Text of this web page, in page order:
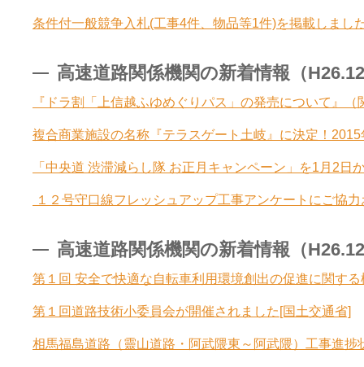
条件付一般競争入札(工事4件、物品等1件)を掲載しまし
高速道路関係機関の新着情報（
『ドラ割「上信越ふゆめぐりパス」の発売について』
複合商業施設の名称『テラスゲート土岐』に決定！
「中央道 渋滞減らし隊 お正月キャンペーン」を1月2日
１２号守口線フレッシュアップ工事アンケートにご協
高速道路関係機関の新着情報（
第１回 安全で快適な自転車利用環境創出の促進に関す
第１回道路技術小委員会が開催されました[国土交通省]
相馬福島道路（靈山道路・阿武隈東～阿武隈）工事進